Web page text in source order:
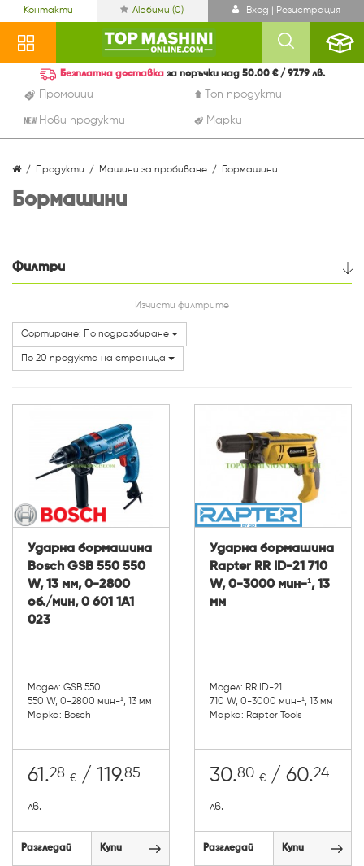
Контакти Любими (0) Вход | Регистрация
Промоции Топ продукти
Нови продукти Марки
Безплатна доставка за поръчки над 50.00 € / 97.79 лв.
Продукти Машини за пробиване Бормашини
Бормашини
Филтри
Марки
Изчисти филтрите
Сортиране: По подразбиране
По 20 продукта на страница
Ударна бормашина
Bosch GSB 550 550
W, 13 мм, 0-2800
об./мин, 0 601 1A1
023
Модел: GSB 550
550 W, 0-2800 мин-¹, 13 мм
Марка: Bosch
61.28 € / 119.85
лв.
Разгледай Купи
Ударна бормашина
Rapter RR ID-21 710
W, 0-3000 мин-¹, 13
мм
Модел: RR ID-21
710 W, 0-3000 мин-¹, 13 мм
Марка: Rapter Tools
30.80 € / 60.24
лв.
Разгледай Купи